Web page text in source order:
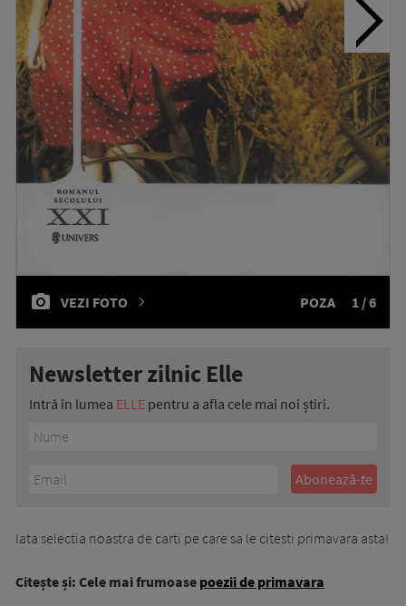
VEZI FOTO POZA 1 / 6
Newsletter zilnic Elle
Intră în lumea ELLE pentru a afla cele mai noi știri.
Iata selectia noastra de carti pe care sa le citesti primavara asta!
Citește și: Cele mai frumoase poezii de primavara